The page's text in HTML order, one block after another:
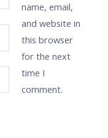
name, email,
and website in
this browser
for the next
time I
comment.